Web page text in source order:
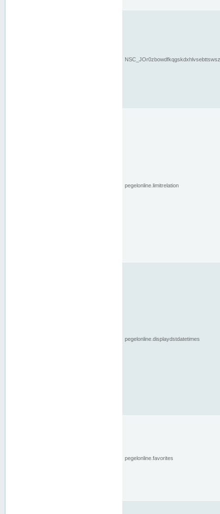
pegelonline.limitrelation
pegelonline.displaydstdatetimes
pegelonline.favorites